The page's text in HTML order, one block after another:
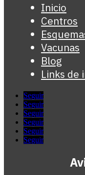
Inicio
Centros
Vacunas
Blog
Links de
Seguir
Seguir
Seguir
Seguir
Seguir
Seguir